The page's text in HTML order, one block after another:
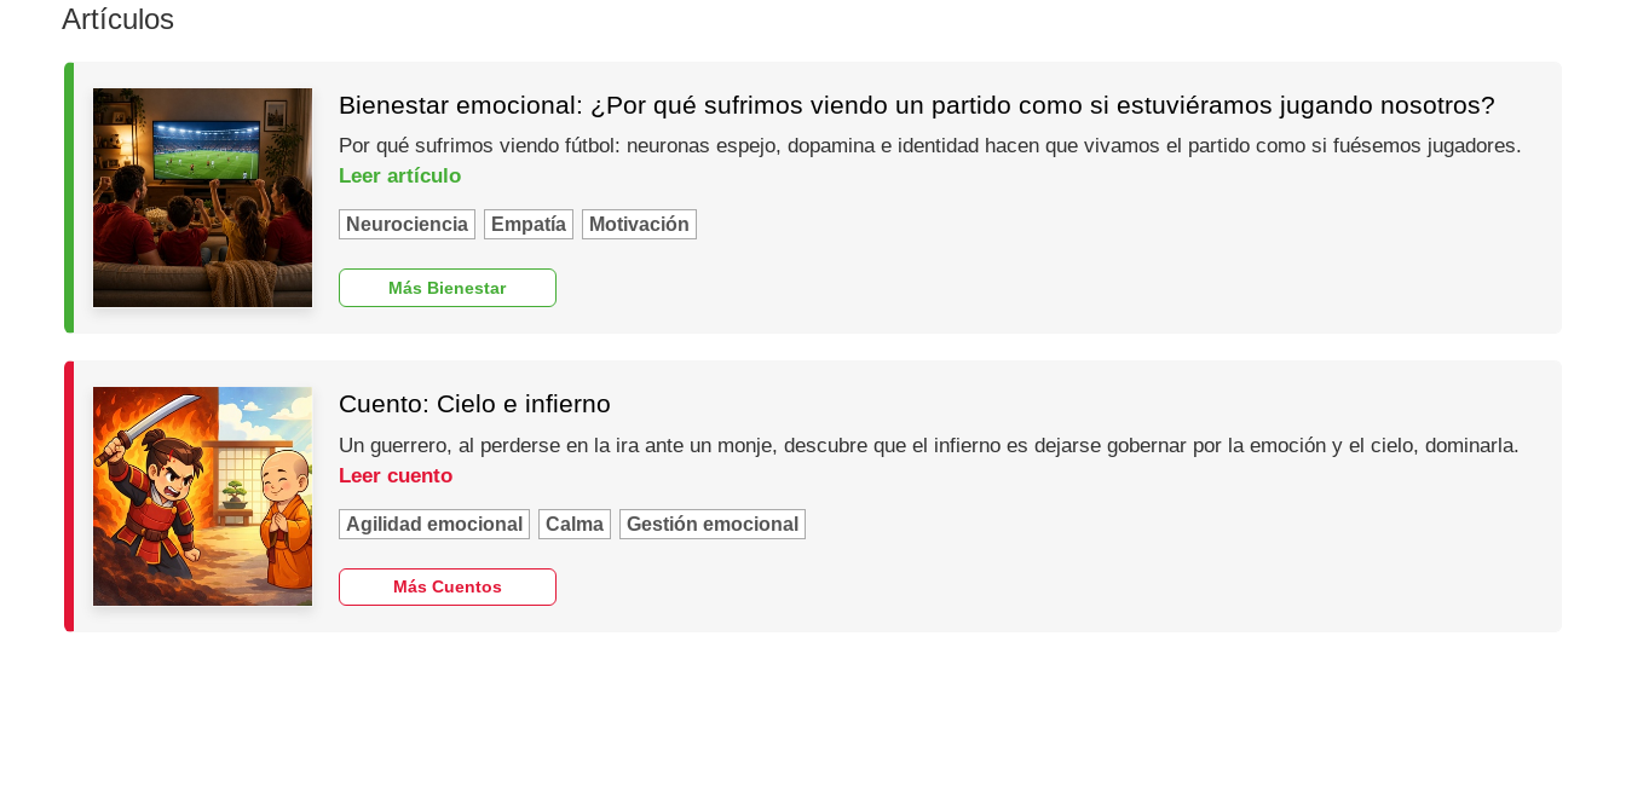
Artículos
Bienestar emocional: ¿Por qué sufrimos viendo un partido como si estuviéramos jugando nosotros?
Por qué sufrimos viendo fútbol: neuronas espejo, dopamina e identidad hacen que vivamos el partido como si fuésemos jugadores.
Leer artículo
Neurociencia Empatía Motivación
Más Bienestar
Cuento: Cielo e infierno
Un guerrero, al perderse en la ira ante un monje, descubre que el infierno es dejarse gobernar por la emoción y el cielo, dominarla.
Leer cuento
Agilidad emocional Calma Gestión emocional
Más Cuentos